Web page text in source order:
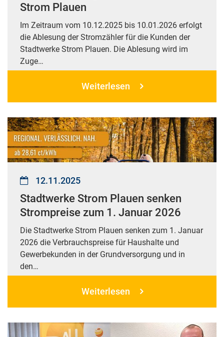
Strom Plauen
Im Zeitraum vom 10.12.2025 bis 10.01.2026 erfolgt
die Ablesung der Stromzähler für die Kunden der
Stadtwerke Strom Plauen. Die Ablesung wird im
Zuge…
Weiterlesen
12.11.2025
Stadtwerke Strom Plauen senken
Strompreise zum 1. Januar 2026
Die Stadtwerke Strom Plauen senken zum 1. Januar
2026 die Verbrauchspreise für Haushalte und
Gewerbekunden in der Grundversorgung und in
den…
Weiterlesen